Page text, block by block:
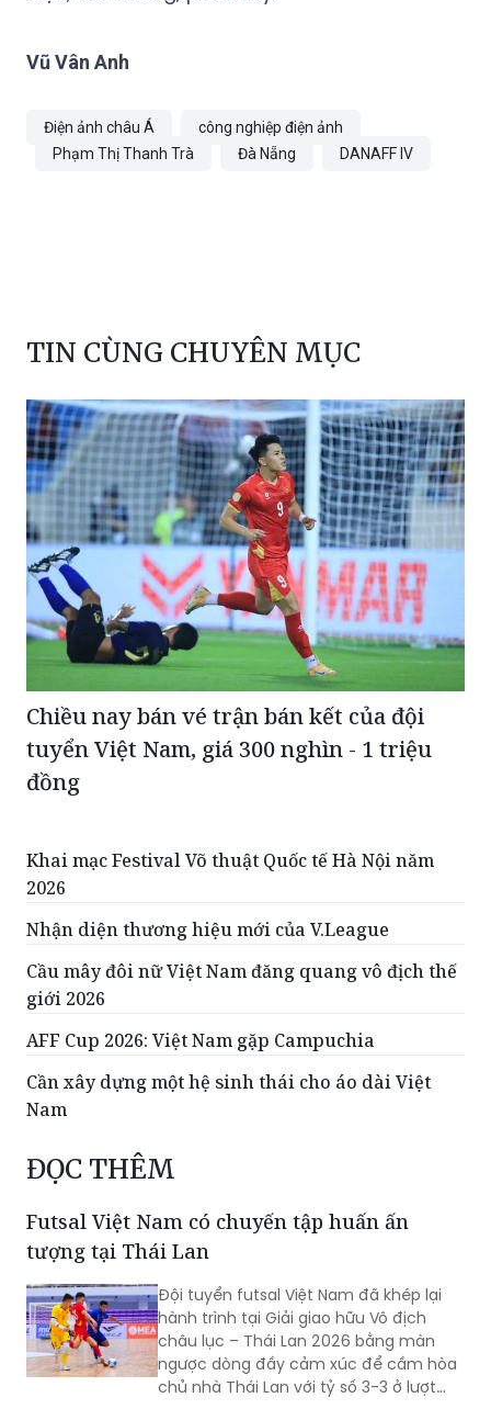
Vũ Vân Anh
Điện ảnh châu Á
công nghiệp điện ảnh
Phạm Thị Thanh Trà
Đà Nẵng DANAFF IV
TIN CÙNG CHUYÊN MỤC
Chiều nay bán vé trận bán kết của đội
tuyển Việt Nam, giá 300 nghìn - 1 triệu
đồng
Khai mạc Festival Võ thuật Quốc tế Hà Nội năm
2026
Nhận diện thương hiệu mới của V.League
Cầu mây đôi nữ Việt Nam đăng quang vô địch thế
giới 2026
AFF Cup 2026: Việt Nam gặp Campuchia
Cần xây dựng một hệ sinh thái cho áo dài Việt
Nam
ĐỌC THÊM
Futsal Việt Nam có chuyến tập huấn ấn
tượng tại Thái Lan
Đội tuyển futsal Việt Nam đã khép lại
hành trình tại Giải giao hữu Vô địch
châu lục – Thái Lan 2026 bằng màn
ngược dòng đầy cảm xúc để cầm hòa
chủ nhà Thái Lan với tỷ số 3-3 ở lượt